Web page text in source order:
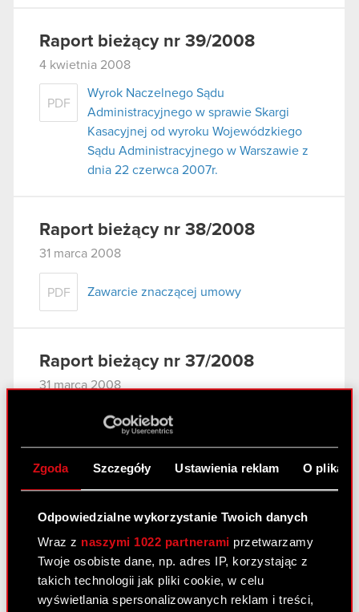
Zgoda Szczegóły Ustawienia reklam O
Odpowiedzialne wykorzystanie Twoich danych
Wraz z naszymi 1022 partnerami przetwarzamy
Twoje osobiste dane, np. adres IP, korzystając z
takich technologii jak pliki cookie, w celu
wyświetlania spersonalizowanych reklam i treści,
Raport bieżący nr 39/2008
4 kwietnia 2008
PDF
Wyrok Naczelnego Sądu
Administracyjnego w sprawie Skargi
Kasacyjnej od wyroku Wojewódzkiego
Sądu Administracyjnego w Warszawie z
dnia 22 czerwca 2007r.
Raport bieżący nr 38/2008
31 marca 2008
PDF Zawarcie znaczącej umowy
Raport bieżący nr 37/2008
31 marca 2008
Wniosek do Sądu Rejonowego w
Warszawie o odroczenie posiedzenia
Sądu
Raport bieżący nr 36/2008
27 marca 2008
PDF
Aneks nr 2 w sprawie prolongaty terminu
spłaty wierzytelności do Porozumienia z
11 października 2007 r. - zmiana